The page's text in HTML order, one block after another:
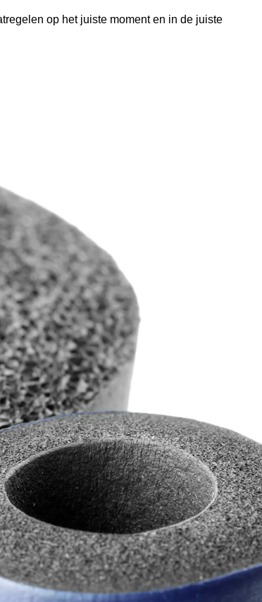
op het juiste moment en in de juiste